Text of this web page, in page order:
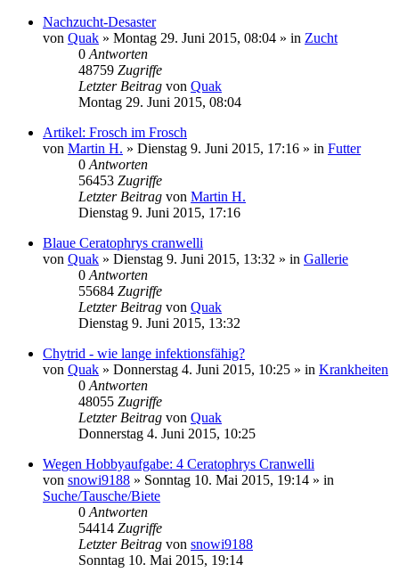
Nachzucht-Desaster
von Quak » Montag 29. Juni 2015, 08:04 » in Zucht
0 Antworten
48759 Zugriffe
Letzter Beitrag von Quak
Montag 29. Juni 2015, 08:04
Artikel: Frosch im Frosch
von Martin H. » Dienstag 9. Juni 2015, 17:16 » in Futter
0 Antworten
56453 Zugriffe
Letzter Beitrag von Martin H.
Dienstag 9. Juni 2015, 17:16
Blaue Ceratophrys cranwelli
von Quak » Dienstag 9. Juni 2015, 13:32 » in Gallerie
0 Antworten
55684 Zugriffe
Letzter Beitrag von Quak
Dienstag 9. Juni 2015, 13:32
Chytrid - wie lange infektionsfähig?
von Quak » Donnerstag 4. Juni 2015, 10:25 » in Krankheiten
0 Antworten
48055 Zugriffe
Letzter Beitrag von Quak
Donnerstag 4. Juni 2015, 10:25
Wegen Hobbyaufgabe: 4 Ceratophrys Cranwelli
von snowi9188 » Sonntag 10. Mai 2015, 19:14 » in
Suche/Tausche/Biete
0 Antworten
54414 Zugriffe
Letzter Beitrag von snowi9188
Sonntag 10. Mai 2015, 19:14